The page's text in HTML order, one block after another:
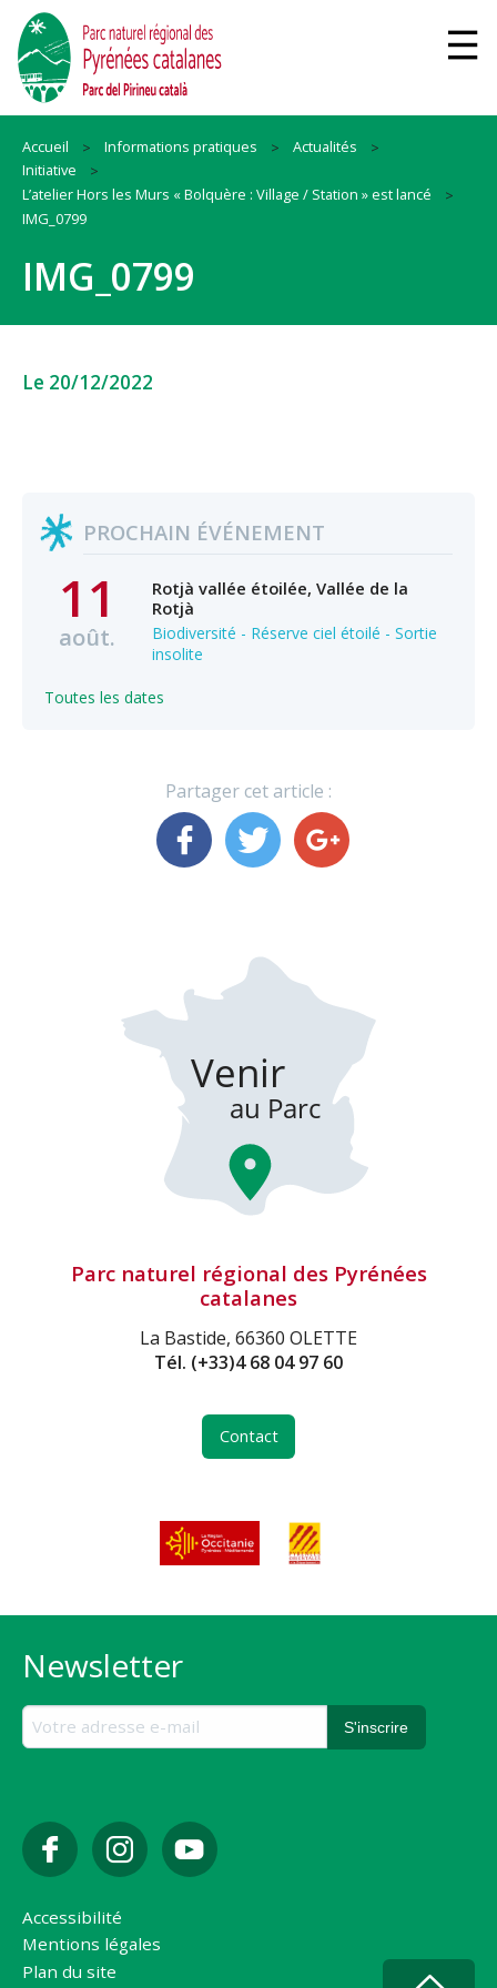
Accueil Informations pratiques
Actualités
Initiative
L’atelier Hors les Murs « Bolquère : Village / Station » est lancé
IMG_0799
IMG_0799
Le 20/12/2022
PROCHAIN ÉVÉNEMENT
11
août.
Rotjà vallée étoilée, Vallée de la
Rotjà
Biodiversité - Réserve ciel étoilé - Sortie
insolite
Toutes les dates
Partager cet article :
Parc naturel régional des Pyrénées
catalanes
La Bastide, 66360 OLETTE
Tél. (+33)4 68 04 97 60
Contact
Newsletter
Accessibilité
Mentions légales
Plan du site